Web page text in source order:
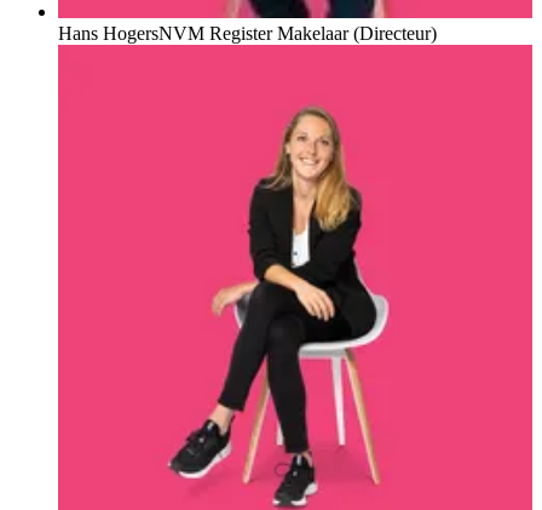
Hans HogersNVM Register Makelaar (Directeur)